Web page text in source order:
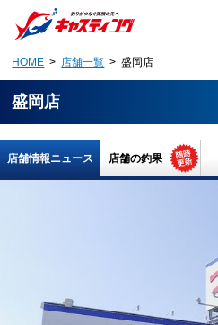
HOME > 店舗一覧 > 盛岡店
盛岡店
店舗情報ニュース 店舗の釣果